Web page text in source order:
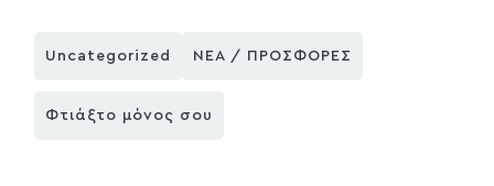
Uncategorized ΝΕΑ / ΠΡΟΣΦΟΡΕΣ
Φτιάξτο μόνος σου